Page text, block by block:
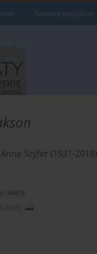
Numery specjalne
Szyfer (1931-2018)
134874
(PDF)